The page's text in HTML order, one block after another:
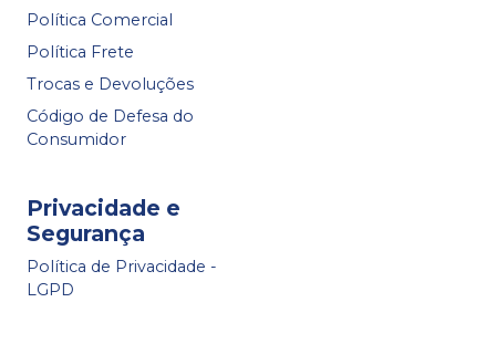
Política Comercial
Política Frete
Trocas e Devoluções
Código de Defesa do
Consumidor
Privacidade e
Segurança
Política de Privacidade -
LGPD